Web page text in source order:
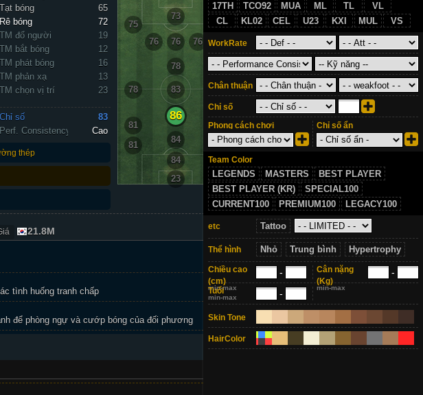
17TH
TCO92 MUA ML TL
VL
CL
KL02 CEL U23 KXI MUL VS
WorkRate
Chân thuận
Chỉ số
Phong cách chơi
Chỉ số ẩn
Team Color
LEGENDS MASTERS
BEST PLAYER
BEST PLAYER (KR)
SPECIAL100
CURRENT100
PREMIUM100 LEGACY100
etc Tattoo
Thể hình Nhỏ Trung bình Hypertrophy
Chiều cao
(cm)
min-max
-
Cân nặng
(Kg)
min-max
-
Tuổi
min-max -
Skin Tone
HairColor
Tạt bóng
65
Rê bóng
72
TM đổ người
19
TM bắt bóng
12
TM phát bóng
16
TM phản xạ
13
TM chọn vị trí
23
Chỉ số
83
Perf. Consistency
Cao
thép
73
75
75
76
76
76
78
78 78
83
86
81
81
81
84
81
84
23
21.8M
tình huống tranh chấp
để phòng ngự và cướp bóng của đối phương
+1